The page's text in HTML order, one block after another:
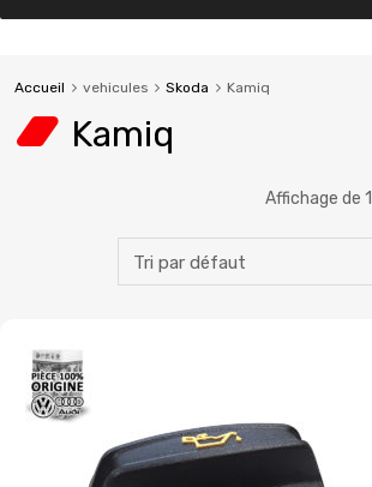
Accueil vehicules Skoda Kamiq
Kamiq
Affichage de